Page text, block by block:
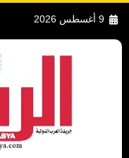
9 أغسطس 2026